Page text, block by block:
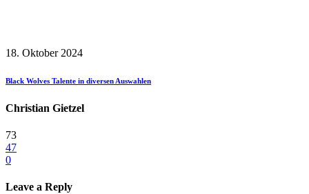
18. Oktober 2024
Black Wolves Talente in diversen Auswahlen
Christian Gietzel
73
47
0
Leave a Reply